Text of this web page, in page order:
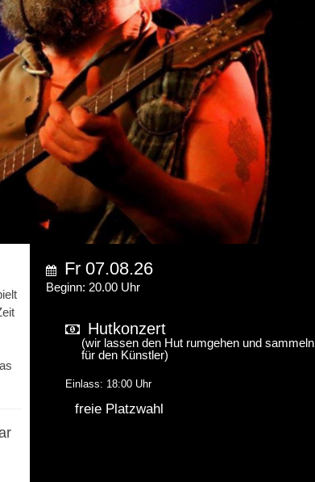
Fr 07.08.26
Beginn: 20.00 Uhr
Hutkonzert
(wir lassen den Hut rumgehen und sammeln
für den Künstler)
Einlass: 18:00 Uhr
freie Platzwahl